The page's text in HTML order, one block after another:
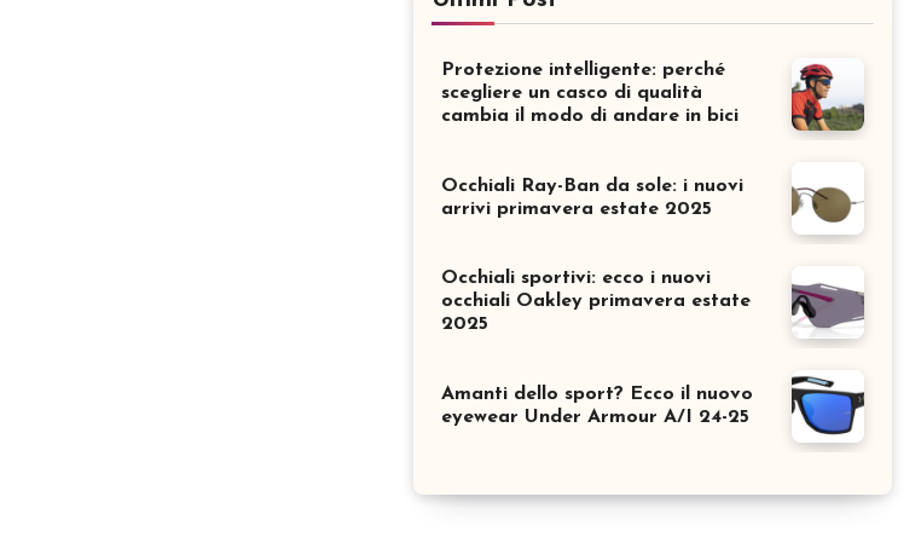
Protezione intelligente: perché
scegliere un casco di qualità
cambia il modo di andare in bici
Occhiali Ray-Ban da sole: i nuovi
arrivi primavera estate 2025
Occhiali sportivi: ecco i nuovi
occhiali Oakley primavera estate
2025
Amanti dello sport? Ecco il nuovo
eyewear Under Armour A/I 24-25